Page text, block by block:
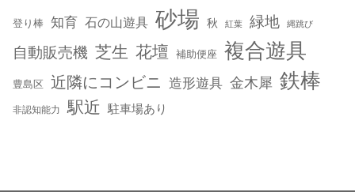
登り棒 知育 石の山遊具 砂場 秋 紅葉 緑地 縄跳び
自動販売機 芝生 花壇 補助便座 複合遊具
豊島区 近隣にコンビニ 造形遊具 金木犀 鉄棒
非認知能力 駅近 駐車場あり